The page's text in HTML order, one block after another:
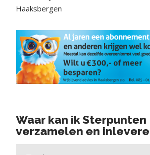
Haaksbergen
Waar kan ik Sterpunten
verzamelen en